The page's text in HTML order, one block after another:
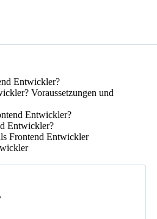
Entwickler?
Voraussetzungen und
Entwickler?
Entwickler?
Frontend Entwickler